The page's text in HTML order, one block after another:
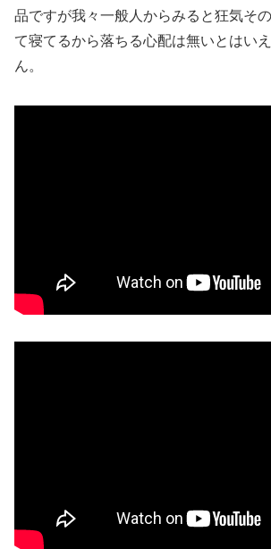
品ですが我々一般人からみると狂気そ
て寝てるから落ちる心配は無いとはい
ん。